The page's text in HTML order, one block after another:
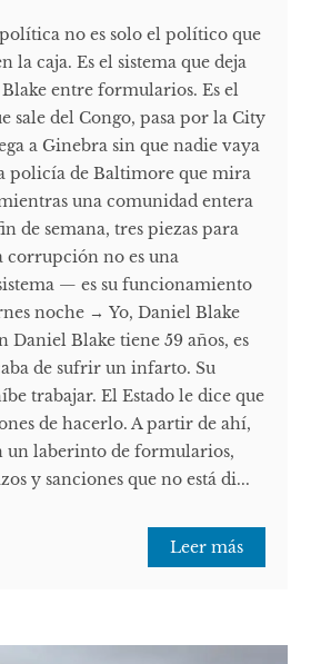
no es solo el político que
la caja. Es el sistema que deja
entre formularios. Es el
sale del Congo, pasa por la City
a Ginebra sin que nadie vaya
policía de Baltimore que mira
una comunidad entera
de semana, tres piezas para
corrupción no es una
— es su funcionamiento
noche → Yo, Daniel Blake
Blake tiene 59 años, es
de sufrir un infarto. Su
trabajar. El Estado le dice que
de hacerlo. A partir de ahí,
un laberinto de formularios,
y sanciones que no está di...
Leer más